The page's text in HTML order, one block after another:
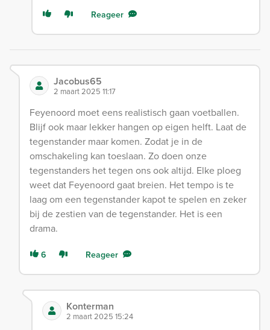
Reageer
Jacobus65
2 maart 2025 11:17
Feyenoord moet eens realistisch gaan voetballen.
Blijf ook maar lekker hangen op eigen helft. Laat de
tegenstander maar komen. Zodat je in de
omschakeling kan toeslaan. Zo doen onze
tegenstanders het tegen ons ook altijd. Elke ploeg
weet dat Feyenoord gaat breien. Het tempo is te
laag om een tegenstander kapot te spelen en zeker
bij de zestien van de tegenstander. Het is een
drama.
6 Reageer
Konterman
2 maart 2025 15:24